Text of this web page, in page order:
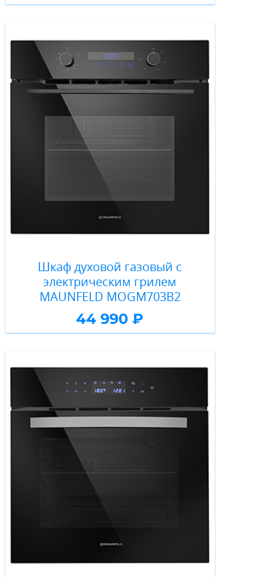
Шкаф духовой газовый с
электрическим грилем
MAUNFELD MOGM703B2
44 990 ₽